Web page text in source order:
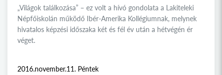
„Világok találkozása” – ez volt a hívó gondolata a Lakiteleki
Népfőiskolán működő Ibér-Amerika Kollégiumnak, melynek
hivatalos képzési időszaka két és fél év után a hétvégén ér
véget.
2016.november.11. Péntek